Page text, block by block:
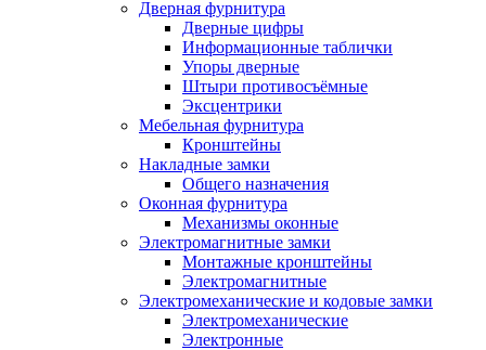
Дверная фурнитура
Дверные цифры
Информационные таблички
Упоры дверные
Штыри противосъёмные
Эксцентрики
Мебельная фурнитура
Кронштейны
Накладные замки
Общего назначения
Оконная фурнитура
Механизмы оконные
Электромагнитные замки
Монтажные кронштейны
Электромагнитные
Электромеханические и кодовые замки
Электромеханические
Электронные